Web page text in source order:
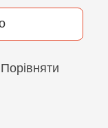
Порівняти